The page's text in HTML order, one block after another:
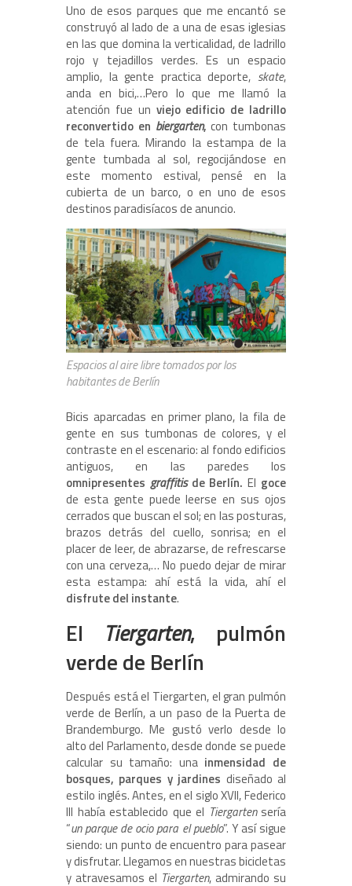
Uno de esos parques que me encantó se
construyó al lado de a una de esas iglesias
en las que domina la verticalidad, de ladrillo
rojo y tejadillos verdes. Es un espacio
amplio, la gente practica deporte, skate,
anda en bici,…Pero lo que me llamó la
atención fue un viejo edificio de ladrillo
reconvertido en biergarten, con tumbonas
de tela fuera. Mirando la estampa de la
gente tumbada al sol, regocijándose en
este momento estival, pensé en la
cubierta de un barco, o en uno de esos
destinos paradisíacos de anuncio.
Espacios al aire libre tomados por los
habitantes de Berlín
Bicis aparcadas en primer plano, la fila de
gente en sus tumbonas de colores, y el
contraste en el escenario: al fondo edificios
antiguos, en las paredes los
omnipresentes graffitisde Berlín. El goce
de esta gente puede leerse en sus ojos
cerrados que buscan el sol; en las posturas,
brazos detrás del cuello, sonrisa; en el
placer de leer, de abrazarse, de refrescarse
con una cerveza,… No puedo dejar de mirar
esta estampa: ahí está la vida, ahí el
disfrute del instante.
El Tiergarten, pulmón
verde de Berlín
Después está el Tiergarten, el gran pulmón
verde de Berlín, a un paso de la Puerta de
Brandemburgo. Me gustó verlo desde lo
alto del Parlamento, desde donde se puede
calcular su tamaño: una inmensidad de
bosques, parques y jardines diseñado al
estilo inglés. Antes, en el siglo XVII, Federico
III había establecido que el Tiergartensería
“un parque de ocio para el pueblo”. Y así sigue
siendo: un punto de encuentro para pasear
y disfrutar. Llegamos en nuestras bicicletas
y atravesamos el Tiergarten, admirando su